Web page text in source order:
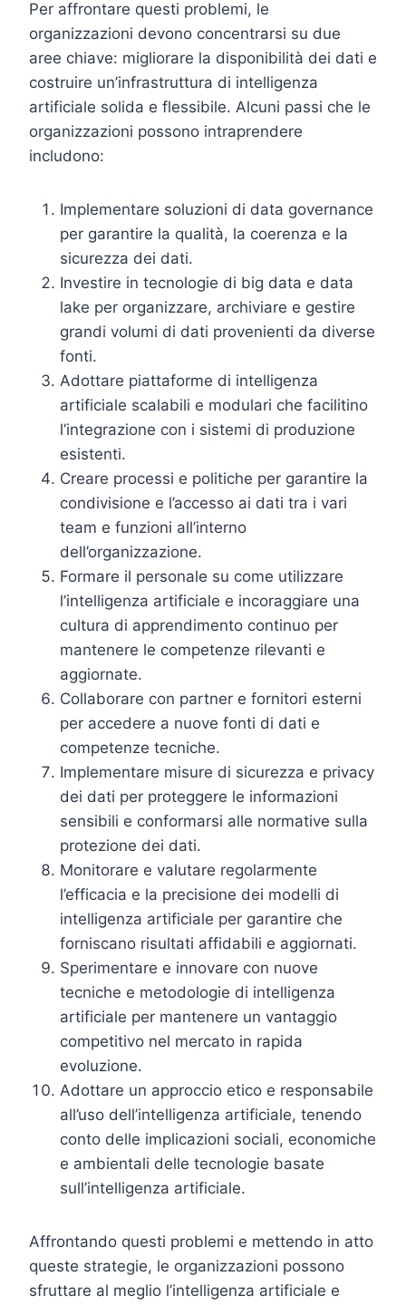
Per affrontare questi problemi, le
organizzazioni devono concentrarsi su due
aree chiave: migliorare la disponibilità dei dati e
costruire un’infrastruttura di intelligenza
artificiale solida e flessibile. Alcuni passi che le
organizzazioni possono intraprendere
includono:
Implementare soluzioni di data governance
per garantire la qualità, la coerenza e la
sicurezza dei dati.
Investire in tecnologie di big data e data
lake per organizzare, archiviare e gestire
grandi volumi di dati provenienti da diverse
fonti.
Adottare piattaforme di intelligenza
artificiale scalabili e modulari che facilitino
l’integrazione con i sistemi di produzione
esistenti.
Creare processi e politiche per garantire la
condivisione e l’accesso ai dati tra i vari
team e funzioni all’interno
dell’organizzazione.
Formare il personale su come utilizzare
l’intelligenza artificiale e incoraggiare una
cultura di apprendimento continuo per
mantenere le competenze rilevanti e
aggiornate.
Collaborare con partner e fornitori esterni
per accedere a nuove fonti di dati e
competenze tecniche.
Implementare misure di sicurezza e privacy
dei dati per proteggere le informazioni
sensibili e conformarsi alle normative sulla
protezione dei dati.
Monitorare e valutare regolarmente
l’efficacia e la precisione dei modelli di
intelligenza artificiale per garantire che
forniscano risultati affidabili e aggiornati.
Sperimentare e innovare con nuove
tecniche e metodologie di intelligenza
artificiale per mantenere un vantaggio
competitivo nel mercato in rapida
evoluzione.
Adottare un approccio etico e responsabile
all’uso dell’intelligenza artificiale, tenendo
conto delle implicazioni sociali, economiche
e ambientali delle tecnologie basate
sull’intelligenza artificiale.
Affrontando questi problemi e mettendo in atto
queste strategie, le organizzazioni possono
sfruttare al meglio l’intelligenza artificiale e